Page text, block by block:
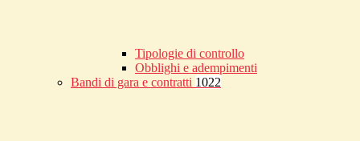
Tipologie di controllo
Obblighi e adempimenti
Bandi di gara e contratti 1022